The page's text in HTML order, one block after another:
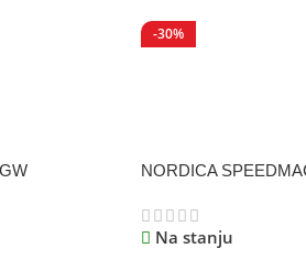
-30%
NORDICA
Na stanju